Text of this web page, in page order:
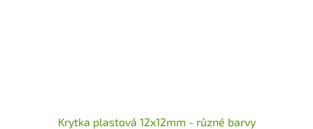
Krytka plastová 12x12mm - různé barvy